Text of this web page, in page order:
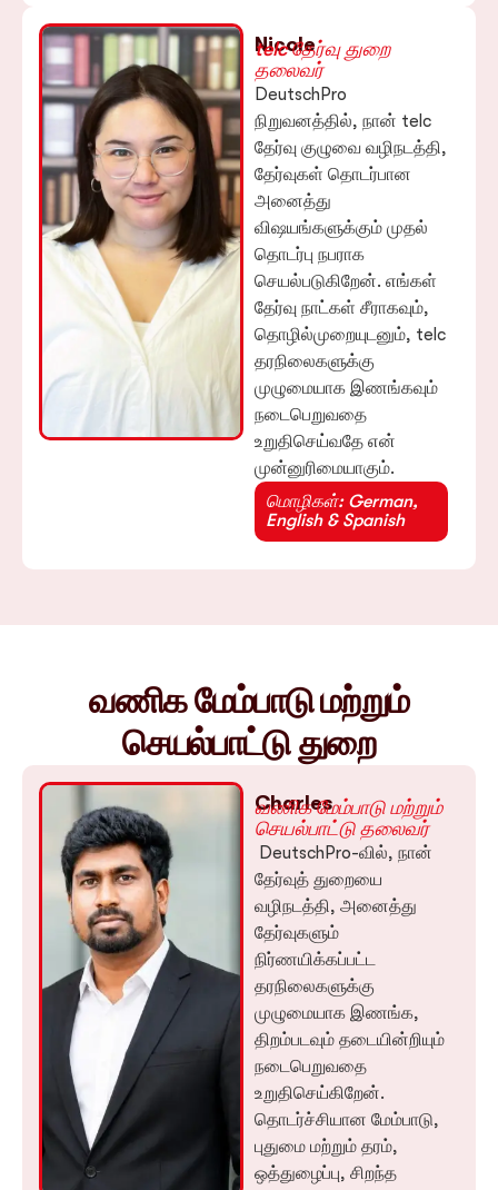
Nicole
telc தேர்வு துறை
தலைவர்
DeutschPro
நிறுவனத்தில், நான் telc
தேர்வு குழுவை வழிநடத்தி,
தேர்வுகள் தொடர்பான
அனைத்து
விஷயங்களுக்கும் முதல்
தொடர்பு நபராக
செயல்படுகிறேன். எங்கள்
தேர்வு நாட்கள் சீராகவும்,
தொழில்முறையுடனும், telc
தரநிலைகளுக்கு
முழுமையாக இணங்கவும்
நடைபெறுவதை
உறுதிசெய்வதே என்
முன்னுரிமையாகும்.
மொழிகள்: German,
English & Spanish
வணிக மேம்பாடு மற்றும்
செயல்பாட்டு துறை
Charles
வணிக மேம்பாடு மற்றும்
செயல்பாட்டு தலைவர்
DeutschPro-வில், நான்
தேர்வுத் துறையை
வழிநடத்தி, அனைத்து
தேர்வுகளும்
நிர்ணயிக்கப்பட்ட
தரநிலைகளுக்கு
முழுமையாக இணங்க,
திறம்படவும் தடையின்றியும்
நடைபெறுவதை
உறுதிசெய்கிறேன்.
தொடர்ச்சியான மேம்பாடு,
புதுமை மற்றும் தரம்,
ஒத்துழைப்பு, சிறந்த